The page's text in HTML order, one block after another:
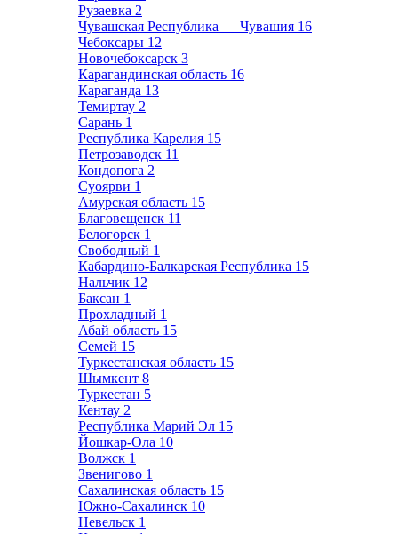
Рузаевка 2
Чувашская Республика — Чувашия 16
Чебоксары 12
Новочебоксарск 3
Карагандинская область 16
Караганда 13
Темиртау 2
Сарань 1
Республика Карелия 15
Петрозаводск 11
Кондопога 2
Суоярви 1
Амурская область 15
Благовещенск 11
Белогорск 1
Свободный 1
Кабардино-Балкарская Республика 15
Нальчик 12
Баксан 1
Прохладный 1
Абай область 15
Семей 15
Туркестанская область 15
Шымкент 8
Туркестан 5
Кентау 2
Республика Марий Эл 15
Йошкар-Ола 10
Волжск 1
Звенигово 1
Сахалинская область 15
Южно-Сахалинск 10
Невельск 1